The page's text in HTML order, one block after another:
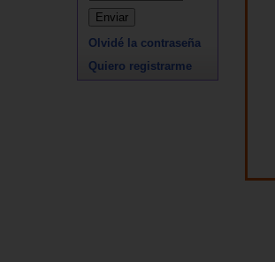
Olvidé la contraseña
Quiero registrarme